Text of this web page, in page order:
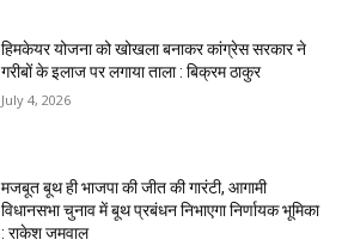
हिमकेयर योजना को खोखला बनाकर कांग्रेस सरकार ने
गरीबों के इलाज पर लगाया ताला : बिक्रम ठाकुर
July 4, 2026
मजबूत बूथ ही भाजपा की जीत की गारंटी, आगामी
विधानसभा चुनाव में बूथ प्रबंधन निभाएगा निर्णायक भूमिका
: राकेश जमवाल